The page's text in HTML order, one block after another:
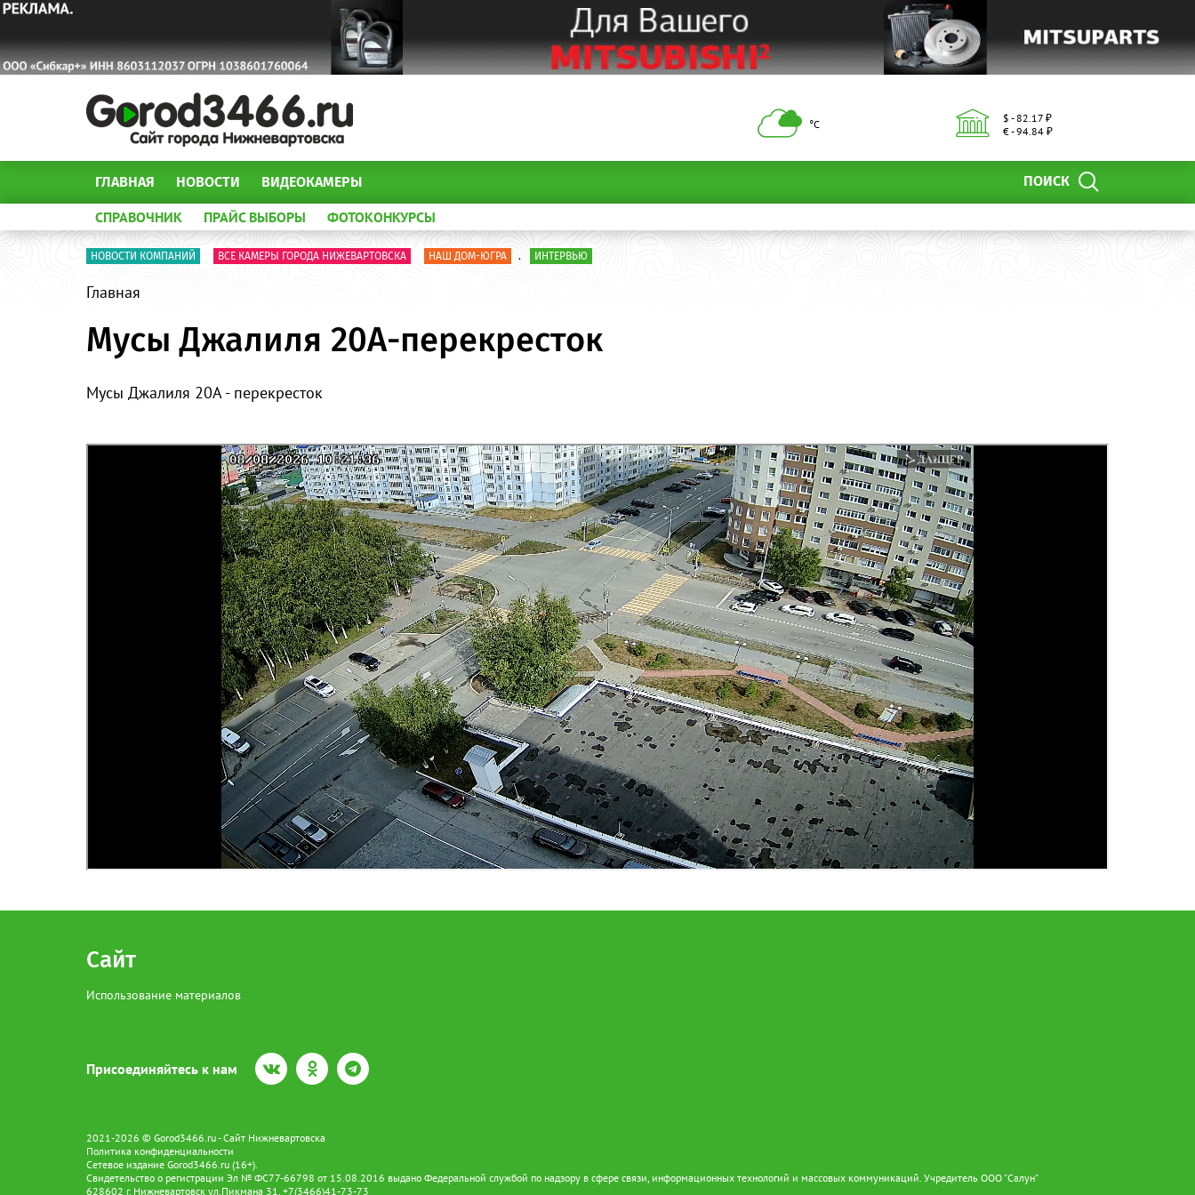
°С
$ - 82.17 ₽
€ - 94.84 ₽
ПОИСК
ГЛАВНАЯ НОВОСТИ ВИДЕОКАМЕРЫ
СПРАВОЧНИК ПРАЙС ВЫБОРЫ ФОТОКОНКУРСЫ
НОВОСТИ КОМПАНИЙ ВСЕ КАМЕРЫ ГОРОДА НИЖЕВАРТОВСКА НАШ ДОМ-ЮГРА . ИНТЕРВЬЮ
Главная
Мусы Джалиля 20А-перекресток
Мусы Джалиля 20А - перекресток
Сайт
Использование материалов
Присоединяйтесь к нам
2021-2026 © Gorod3466.ru - Сайт Нижневартовска
Политика конфиденциальности
Сетевое издание Gorod3466.ru (16+).
Свидетельство о регистрации Эл № ФС77-66798 от 15.08.2016 выдано Федеральной службой по надзору в сфере связи, информационных технологий и массовых коммуникаций. Учредитель ООО "Салун"
628602 г. Нижневартовск ул.Пикмана 31. +7(3466)41-73-73